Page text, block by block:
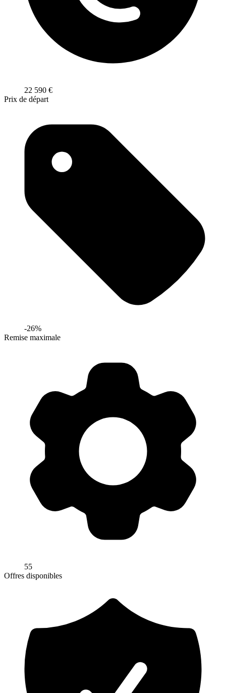
22 590 €
Prix de départ
-26%
Remise maximale
55
Offres disponibles